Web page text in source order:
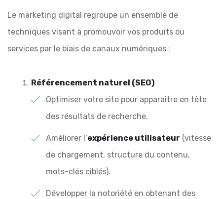
Le marketing digital regroupe un ensemble de
techniques visant à promouvoir vos produits ou
services par le biais de canaux numériques :
Référencement naturel (SEO)
Optimiser votre site pour apparaître en tête
des résultats de recherche.
Améliorer l’expérience utilisateur (vitesse
de chargement, structure du contenu,
mots-clés ciblés).
Développer la notoriété en obtenant des